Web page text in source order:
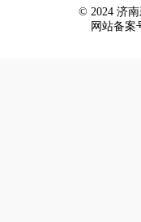
© 2024 济南
网站备案